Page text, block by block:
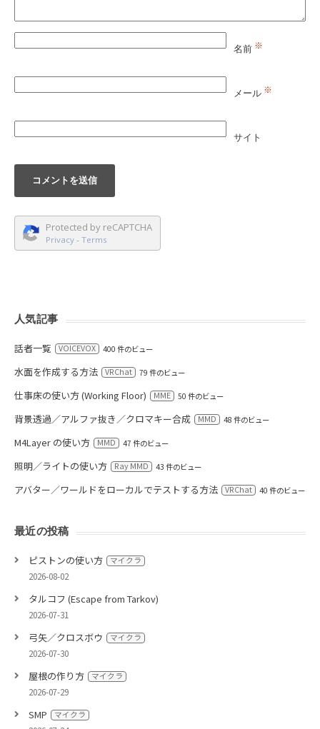
名前 ※
メール ※
サイト
Protected by reCAPTCHA
Privacy - Terms
人気記事
話者一覧 VOICEVOX 400 件のビュー
水面を作成する方法 VRChat 79 件のビュー
仕事床の使い方 (Working Floor) MME 50 件のビュー
背景透過／アルファ抜き／クロマキー合成 MMD 48 件のビュー
M4Layer の使い方 MMD 47 件のビュー
照明／ライトの使い方 Ray MMD 43 件のビュー
アバター／ワールドをローカルでテストする方法 VRChat 40 件のビュー
最近の投稿
ピストンの使い方 マイクラ
2026-08-02
タルコフ (Escape from Tarkov)
2026-07-31
弓矢／クロスボウ マイクラ
2026-07-30
屋根の作り方 マイクラ
2026-07-29
SMP マイクラ